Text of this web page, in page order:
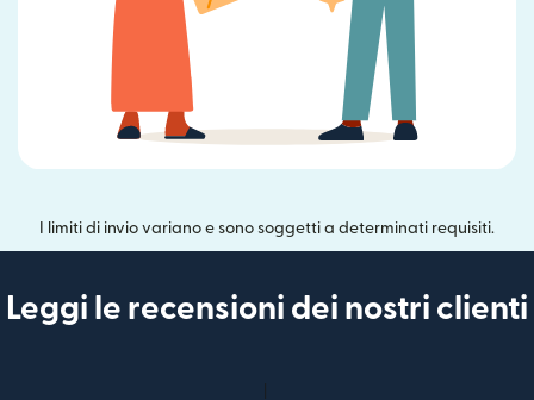
I limiti di invio variano e sono soggetti a determinati requisiti.
Leggi le recensioni dei nostri clienti